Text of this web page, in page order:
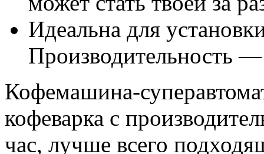
Идеальна для
Производительность —
Кофемашина-
кофеварка с
час, лучше всего